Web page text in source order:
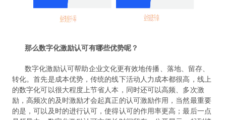
那么数字化激励认可有哪些优势呢？
数字化激励认可帮助企业文化更有效地传播、落地、留存、
转化。首先是成本优势，传统的线下活动人力成本都很高，线上
的数字化可以很大程度上节省人本，同时还可以高频、多次激
励，高频次的及时激励才会起真正的认可激励作用，当然最重要
的是，可以及时的进行认可，使得认可的作用率更高；最后一点